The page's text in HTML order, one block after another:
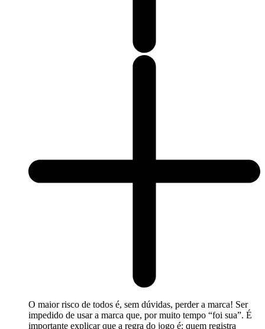
O maior risco de todos é, sem dúvidas, perder a marca! Ser
impedido de usar a marca que, por muito tempo “foi sua”. É
importante explicar que a regra do jogo é: quem registra